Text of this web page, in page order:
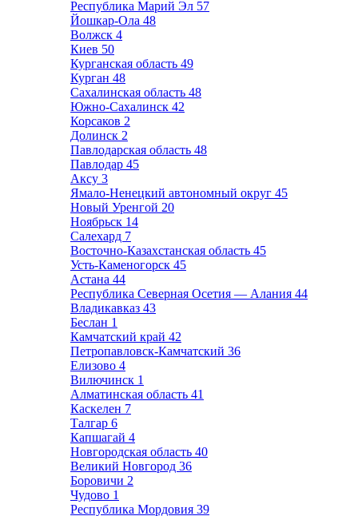
Республика Марий Эл 57
Йошкар-Ола 48
Волжск 4
Киев 50
Курганская область 49
Курган 48
Сахалинская область 48
Южно-Сахалинск 42
Корсаков 2
Долинск 2
Павлодарская область 48
Павлодар 45
Аксу 3
Ямало-Ненецкий автономный округ 45
Новый Уренгой 20
Ноябрьск 14
Салехард 7
Восточно-Казахстанская область 45
Усть-Каменогорск 45
Астана 44
Республика Северная Осетия — Алания 44
Владикавказ 43
Беслан 1
Камчатский край 42
Петропавловск-Камчатский 36
Елизово 4
Вилючинск 1
Алматинская область 41
Каскелен 7
Талгар 6
Капшагай 4
Новгородская область 40
Великий Новгород 36
Боровичи 2
Чудово 1
Республика Мордовия 39